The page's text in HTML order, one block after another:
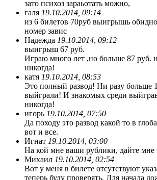
зато психоз зараьотать можно,
галя 19.10.2014, 09:14
из 6 билетов 70руб выигрышь
номер завис
Надежда 19.10.2014, 09:12
выигрыш 67 руб.
Играю много лет ,но больше 87 руб.
никогда!
катя 19.10.2014, 08:53
Это полный развод! Ни разу больше
выйграли! И знакомых среди
никогда!
игорь 19.10.2014, 07:50
Да походу это развод какой то в
вот и все.
Игнат 19.10.2014, 03:00
На кой мне ваши рублики, дайте мне
Михаил 19.10.2014, 02:54
Вот у меня в билете отсутствуют
теперь буду проверять. Для начала